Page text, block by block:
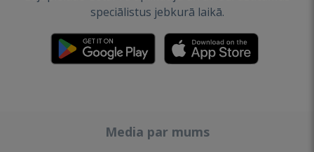
speciālistus jebkurā laikā.
Media par mums